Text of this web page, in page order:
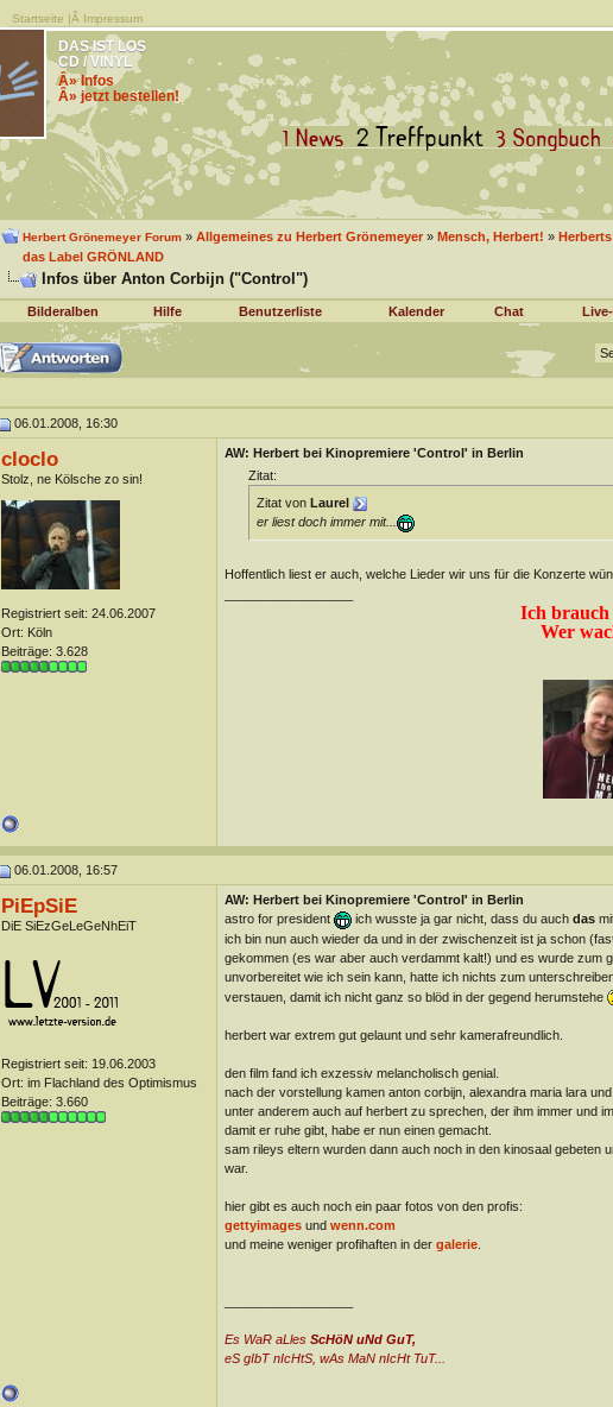
Startseite |Â Impressum
DAS IST LOS
CD / VINYL
Â» Infos
Â» jetzt bestellen!
Herbert Grönemeyer Forum» Allgemeines zu Herbert Grönemeyer» Mensch, Herbert! »
das Label GRÖNLAND
Infos über Anton Corbijn ("Control")
Bilderalben Hilfe Benutzerliste Kalender Chat
06.01.2008, 16:30
cloclo
Stolz, ne Kölsche zo sin!
Registriert seit: 24.06.2007
Ort: Köln
Beiträge: 3.628
AW: Herbert bei Kinopremiere 'Control' in Berlin
Zitat:
Zitat von Laurel
er liest doch immer mit...
Hoffentlich liest er auch, welche Lieder wir uns für die Konzerte
Ich brauch
Wer
06.01.2008, 16:57
PiEpSiE
DiE SiEzGeLeGeNhEiT
Registriert seit: 19.06.2003
Ort: im Flachland des Optimismus
Beiträge: 3.660
AW: Herbert bei Kinopremiere 'Control' in Berlin
astro for president
ich wusste ja gar nicht, dass du auch das
ich bin nun auch wieder da und in der zwischenzeit ist ja schon
gekommen (es war aber auch verdammt kalt!) und es wurde zum
unvorbereitet wie ich sein kann, hatte ich nichts zum
verstauen, damit ich nicht ganz so blöd in der gegend herumstehe
herbert war extrem gut gelaunt und sehr kamerafreundlich.
den film fand ich exzessiv melancholisch genial.
nach der vorstellung kamen anton corbijn, alexandra maria lara
unter anderem auch auf herbert zu sprechen, der ihm immer und
damit er ruhe gibt, habe er nun einen gemacht.
sam rileys eltern wurden dann auch noch in den kinosaal gebeten
war.
hier gibt es auch noch ein paar fotos von den profis:
gettyimagesund wenn.com
und meine weniger profihaften in der galerie.
Es WaR aLles ScHöN uNd GuT,
eS gIbT nIcHtS, wAs MaN nIcHt TuT...